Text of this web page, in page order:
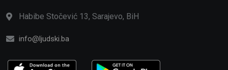
Habibe Stočević 13, Sarajevo, BiH
info@ljudski.ba